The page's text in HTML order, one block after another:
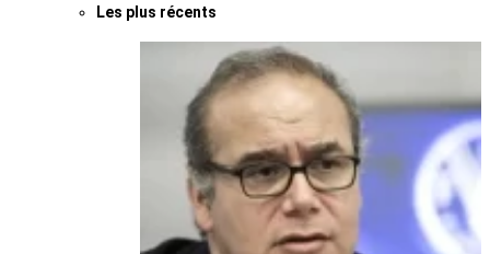
Les plus récents